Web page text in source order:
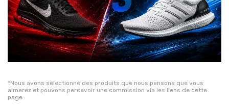
*Nous avons sélectionné des produits que nous pensons que vous
aimerez et pouvons percevoir une commission via les liens de cette
page.